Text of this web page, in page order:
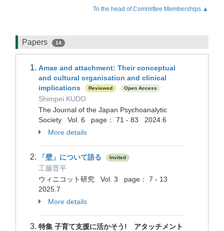
To the head of Committee Memberships.▲
Papers 14
Amae and attachment: Their conceptual
and cultural organisation and clinical
implications
Reviewed Open Access
Shimpei KUDO
The Journal of the Japan Psychoanalytic
Society Vol. 6 page： 71 - 83 2024.6
More details
「壁」について語る Invited
工藤晋平
ウィニコット研究 Vol. 3 page： 7 - 13
2025.7
More details
特集 子育て支援に活かそう! アタッチメント